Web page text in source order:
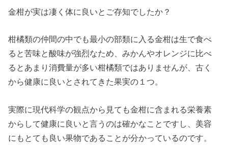
金柑が実は凄く体に良いとご存知でしたか？
柑橘類の仲間の中でも最小の部類に入る金柑は生で食べ
ると苦味と酸味が強烈なため、みかんやオレンジに比べ
るとあまり消費量が多い柑橘類ではありませんが、古く
から健康に良いとされてきた果実の１つ。
実際に現代科学の観点から見ても金柑に含まれる栄養素
からして健康に良いと言うのは確かなことですし、美容
にもとても良い果物であることが分かっているのです。